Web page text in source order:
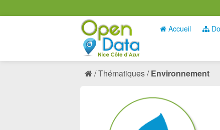
Accueil
Thématiques Environnement